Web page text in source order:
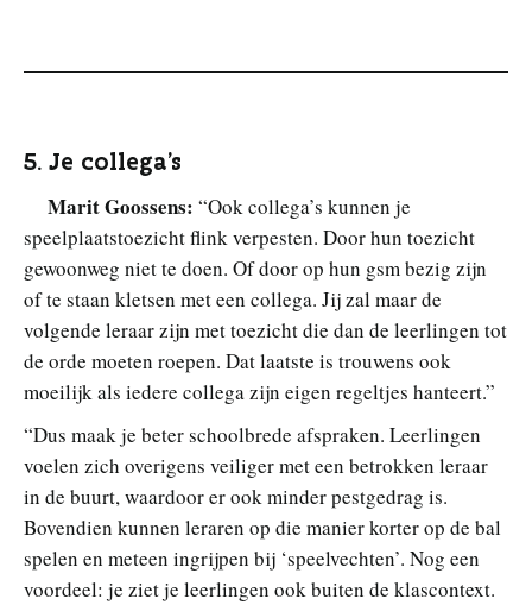
5. Je collega’s
Marit Goossens: “Ook collega’s kunnen je
speelplaatstoezicht flink verpesten. Door hun toezicht
gewoonweg niet te doen. Of door op hun gsm bezig zijn
of te staan kletsen met een collega. Jij zal maar de
volgende leraar zijn met toezicht die dan de leerlingen tot
de orde moeten roepen. Dat laatste is trouwens ook
moeilijk als iedere collega zijn eigen regeltjes hanteert.”
“Dus maak je beter schoolbrede afspraken. Leerlingen
voelen zich overigens veiliger met een betrokken leraar
in de buurt, waardoor er ook minder pestgedrag is.
Bovendien kunnen leraren op die manier korter op de bal
spelen en meteen ingrijpen bij ‘speelvechten’. Nog een
voordeel: je ziet je leerlingen ook buiten de klascontext.